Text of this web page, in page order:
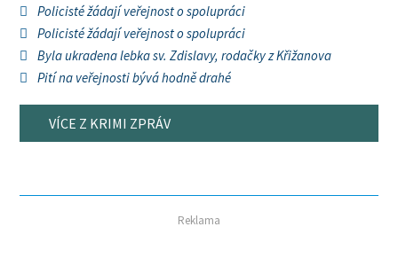
Policisté žádají veřejnost o spolupráci
Policisté žádají veřejnost o spolupráci
Byla ukradena lebka sv. Zdislavy, rodačky z Křižanova
Pití na veřejnosti bývá hodně drahé
VÍCE Z KRIMI ZPRÁV
Reklama